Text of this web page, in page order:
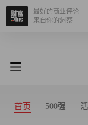
最好的商业评论
来自你的洞察
首页 500强